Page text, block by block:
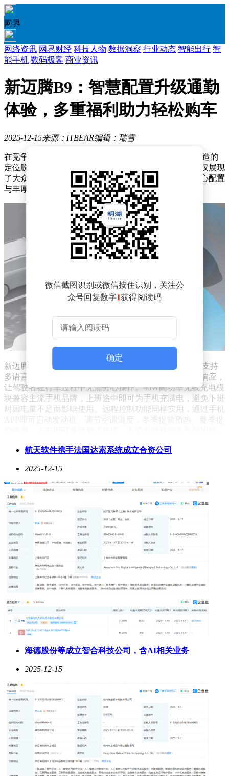
网界
网络资讯 网界财经 科技人物 数据洞察 行业动态 智能出行 智
能手机 数码极客 商业资讯
新迈腾B9：智慧配置升级通勤
体验，多重福利助力轻松购车
2025-12-15来源：ITBEAR编辑：瑞雪
在竞争激烈的汽车市场中，新迈腾B9以专为通勤场景打造的
定位脱颖而出，成为众多消费者的关注焦点。这款车不仅展现
了大众品牌在智能化领域的深厚底蕴，更通过一系列贴心配置
与丰厚福利，重新定义了燃油车的通勤体验。
新迈腾B9的智慧座舱是其一大亮点。其搭载的语音助手支持
多语言识别，无论是日常对话还是特定指令，都能快速响应，
让驾驶者在行车过程中无需分心操作。40W高功率无线充电模
块兼容主流手机品牌，上班途中即可为手机充满电，避免下班
时因电量不足而影响使用。远程控制功能同样实用，通过手机
APP即可启动发动机、调节空调温度，冬季提前预热、夏季提
手机分享钥匙权限，无需额外交接实体钥匙，灵活又方便。方
能精准完成，有效提升了驾驶安全性。
除了便捷的配置，新迈腾B9在购车福利方面也诚意满满。置
换补贴力度可观，基础置换可享6000-10000元，5年车龄内的
老客户置换至高可获16000元，大幅降低了换车成本。购车即
享5年免费无限基础流量与6G/月媒体流量，通勤路上使用导
航、听音乐、听有声书等，都无需担心流量消耗，彻底告别流
量焦虑。金融方面，3年“真0息”方案日供低至90元，让上班族
能够轻松入手，无需承担沉重的经济压力。大众品牌老客户增
购还能享受2000元现金支持，推荐亲友购车可获得积分奖励，
福利覆盖广泛。
微信截图识别或微信按住识别，关注公
众号回复数字1获得阅读码
确定
航天软件携手法国达索系统成立合资公司
2025-12-15
海德股份等成立智合科技公司，含AI相关业务
2025-12-15